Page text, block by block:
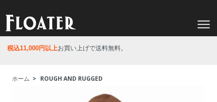
税込11,000円以上お買い上げで送料無料。
ホーム > ROUGH AND RUGGED